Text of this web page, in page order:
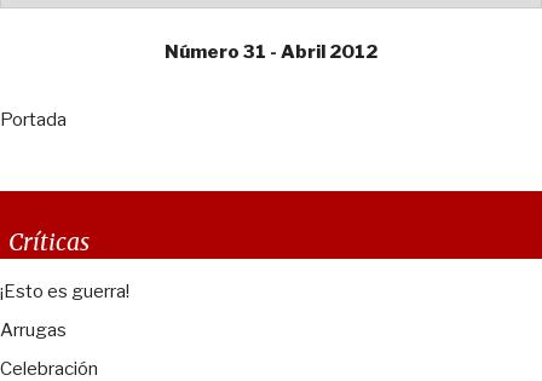
Número 31 - Abril 2012
Portada
Críticas
¡Esto es guerra!
Arrugas
Celebración